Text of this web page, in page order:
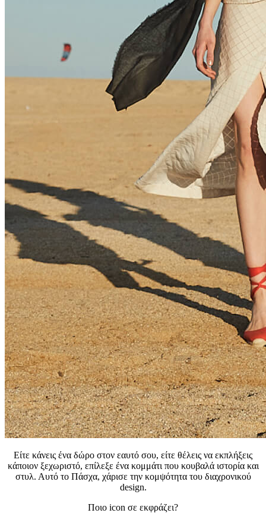
Είτε κάνεις ένα δώρο στον εαυτό σου, είτε θέλεις να εκπλήξεις
κάποιον ξεχωριστό, επίλεξε ένα κομμάτι που κουβαλά ιστορία και
στυλ. Αυτό το Πάσχα, χάρισε την κομψότητα του διαχρονικού
design.
Ποιο icon σε εκφράζει?